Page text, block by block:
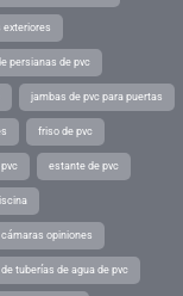
exteriores
persianas de pvc
jambas de pvc para puertas
friso de pvc
estante de pvc
opiniones
tuberías de agua de pvc